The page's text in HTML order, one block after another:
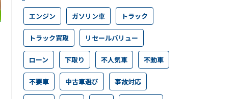
エンジン ガソリン車 トラック
トラック買取 リセールバリュー
ローン 下取り 不人気車 不動車
不要車 中古車選び 事故対応